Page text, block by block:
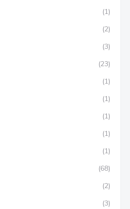
(1)
(2)
(3)
(23)
(1)
(1)
(1)
(1)
(1)
(68)
(2)
(3)